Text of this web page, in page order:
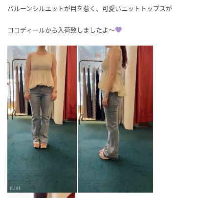
バルーンシルエットが目を惹く、可愛いニットトップスが
ココディールから入荷致しましたよ～